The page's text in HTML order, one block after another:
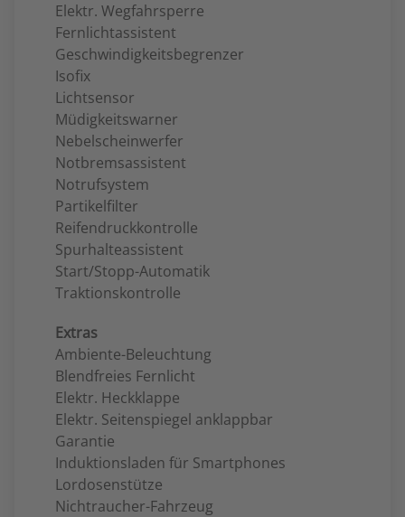
Elektr. Wegfahrsperre
Fernlichtassistent
Geschwindigkeitsbegrenzer
Isofix
Lichtsensor
Müdigkeitswarner
Nebelscheinwerfer
Notbremsassistent
Notrufsystem
Partikelfilter
Reifendruckkontrolle
Spurhalteassistent
Start/Stopp-Automatik
Traktionskontrolle
Extras
Ambiente-Beleuchtung
Blendfreies Fernlicht
Elektr. Heckklappe
Elektr. Seitenspiegel anklappbar
Garantie
Induktionsladen für Smartphones
Lordosenstütze
Nichtraucher-Fahrzeug